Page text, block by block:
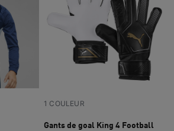
1 COULEUR
Gants de goal King 4 Football